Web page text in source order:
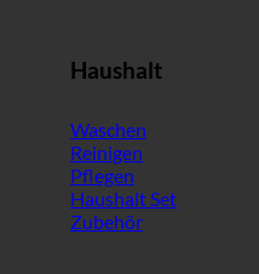
Haushalt
Waschen
Reinigen
Pflegen
Haushalt Set
Zubehör